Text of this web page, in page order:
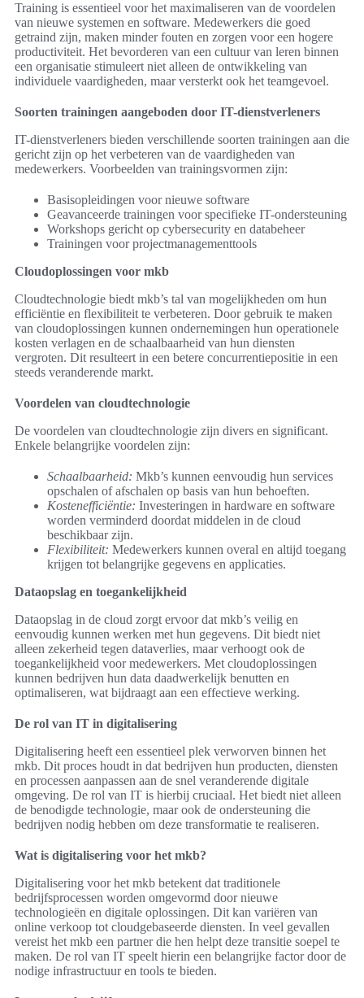
Training is essentieel voor het maximaliseren van de voordelen
van nieuwe systemen en software. Medewerkers die goed
getraind zijn, maken minder fouten en zorgen voor een hogere
productiviteit. Het bevorderen van een cultuur van leren binnen
een organisatie stimuleert niet alleen de ontwikkeling van
individuele vaardigheden, maar versterkt ook het teamgevoel.
Soorten trainingen aangeboden door IT-dienstverleners
IT-dienstverleners bieden verschillende soorten trainingen aan die
gericht zijn op het verbeteren van de vaardigheden van
medewerkers. Voorbeelden van trainingsvormen zijn:
Basisopleidingen voor nieuwe software
Geavanceerde trainingen voor specifieke IT-ondersteuning
Workshops gericht op cybersecurity en databeheer
Trainingen voor projectmanagementtools
Cloudoplossingen voor mkb
Cloudtechnologie biedt mkb’s tal van mogelijkheden om hun
efficiëntie en flexibiliteit te verbeteren. Door gebruik te maken
van cloudoplossingen kunnen ondernemingen hun operationele
kosten verlagen en de schaalbaarheid van hun diensten
vergroten. Dit resulteert in een betere concurrentiepositie in een
steeds veranderende markt.
Voordelen van cloudtechnologie
De voordelen van cloudtechnologie zijn divers en significant.
Enkele belangrijke voordelen zijn:
Schaalbaarheid: Mkb’s kunnen eenvoudig hun services
opschalen of afschalen op basis van hun behoeften.
Kostenefficiëntie: Investeringen in hardware en software
worden verminderd doordat middelen in de cloud
beschikbaar zijn.
Flexibiliteit: Medewerkers kunnen overal en altijd toegang
krijgen tot belangrijke gegevens en applicaties.
Dataopslag en toegankelijkheid
Dataopslag in de cloud zorgt ervoor dat mkb’s veilig en
eenvoudig kunnen werken met hun gegevens. Dit biedt niet
alleen zekerheid tegen dataverlies, maar verhoogt ook de
toegankelijkheid voor medewerkers. Met cloudoplossingen
kunnen bedrijven hun data daadwerkelijk benutten en
optimaliseren, wat bijdraagt aan een effectieve werking.
De rol van IT in digitalisering
Digitalisering heeft een essentieel plek verworven binnen het
mkb. Dit proces houdt in dat bedrijven hun producten, diensten
en processen aanpassen aan de snel veranderende digitale
omgeving. De rol van IT is hierbij cruciaal. Het biedt niet alleen
de benodigde technologie, maar ook de ondersteuning die
bedrijven nodig hebben om deze transformatie te realiseren.
Wat is digitalisering voor het mkb?
Digitalisering voor het mkb betekent dat traditionele
bedrijfsprocessen worden omgevormd door nieuwe
technologieën en digitale oplossingen. Dit kan variëren van
online verkoop tot cloudgebaseerde diensten. In veel gevallen
vereist het mkb een partner die hen helpt deze transitie soepel te
maken. De rol van IT speelt hierin een belangrijke factor door de
nodige infrastructuur en tools te bieden.